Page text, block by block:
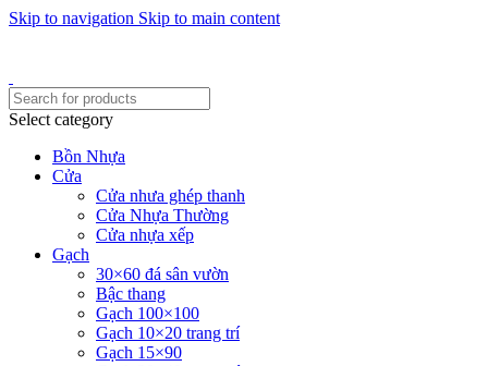
Skip to navigation Skip to main content
Select category
Bồn Nhựa
Cửa
Cửa nhưa ghép thanh
Cửa Nhựa Thường
Cửa nhựa xếp
Gạch
30×60 đá sân vườn
Bậc thang
Gạch 100×100
Gạch 10×20 trang trí
Gạch 15×90